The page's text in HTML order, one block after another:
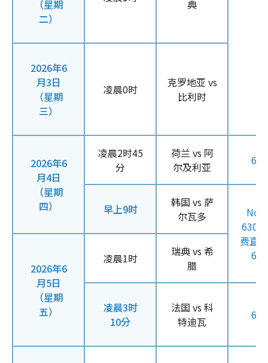
（星期
二）
典
2026年6
月3日
（星期
三）
凌晨0时
克罗地亚 vs
比利时
2026年6
月4日
（星期
四）
凌晨2时45
分
荷兰 vs 阿
尔及利亚
早上9时
韩国 vs 萨
尔瓦多
630
费直
2026年6
月5日
（星期
五）
凌晨1时
瑞典 vs 希
腊
凌晨3时
10分
法国 vs 科
特迪瓦